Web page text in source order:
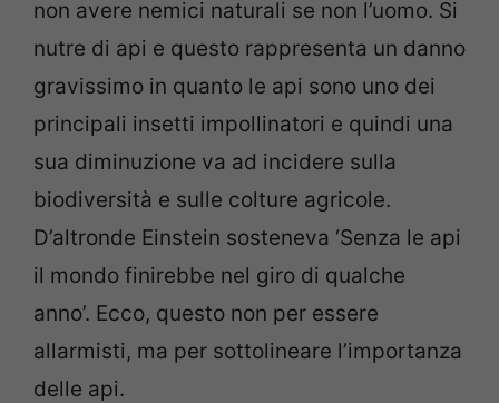
non avere nemici naturali se non l’uomo. Si
nutre di api e questo rappresenta un danno
gravissimo in quanto le api sono uno dei
principali insetti impollinatori e quindi una
sua diminuzione va ad incidere sulla
biodiversità e sulle colture agricole.
D’altronde Einstein sosteneva ‘Senza le api
il mondo finirebbe nel giro di qualche
anno’. Ecco, questo non per essere
allarmisti, ma per sottolineare l’importanza
delle api.